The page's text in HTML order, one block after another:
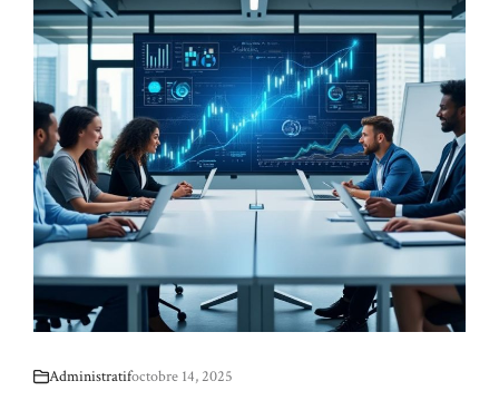
Administratifoctobre 14, 2025